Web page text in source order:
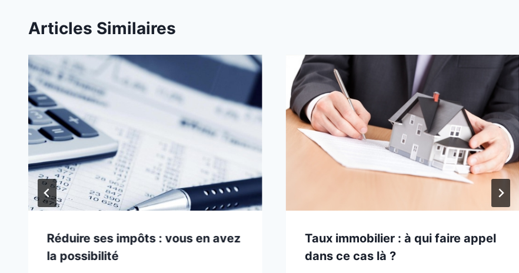
Articles Similaires
Réduire ses impôts : vous en avez
la possibilité
Taux immobilier : à qui faire appel
dans ce cas là ?